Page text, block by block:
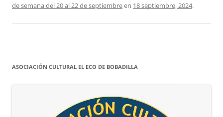
de semana del 20 al 22 de septiembreen 18 septiembre, 2024.
ASOCIACIÓN CULTURAL EL ECO DE BOBADILLA